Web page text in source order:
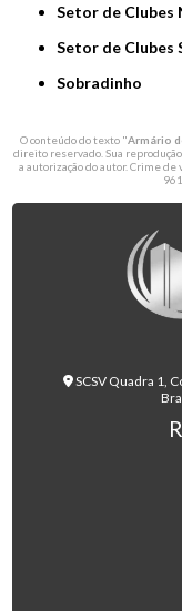
Setor de
Setor de Clubes
Sobradinho
O conteúdo do texto "Armário
direito reservado. Sua
a autorização do autor. Crime
SCSV Quadra 1,